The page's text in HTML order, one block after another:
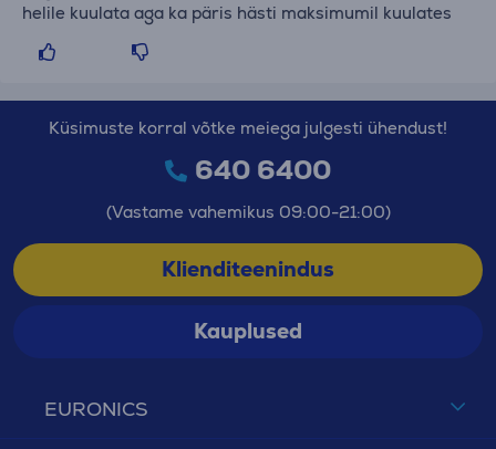
helile kuulata aga ka päris hästi maksimumil kuulates
EURONICS
Küsimuste korral võtke meiega julgesti ühendust!
640 6400
(Vastame vahemikus 09:00-21:00)
Klienditeenindus
Kauplused